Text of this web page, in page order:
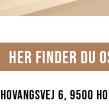
HER FINDER DU
Hovangsvej 6, 9500